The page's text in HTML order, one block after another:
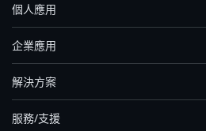
個人應用
企業應用
解決方案
服務/支援